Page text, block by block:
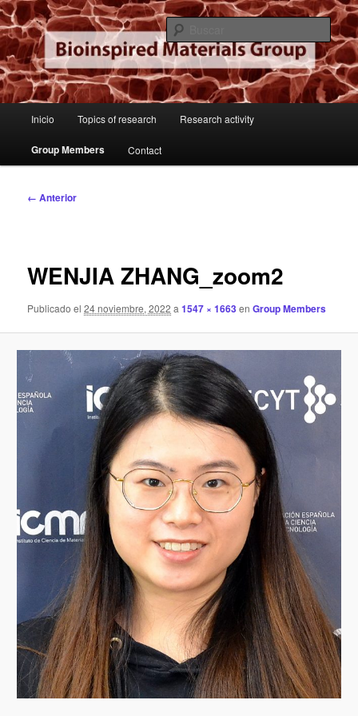
Ir
al
contenido
principalBioinspired Materials Group
Institute of Material Sciences of Madrid
principal
Inicio Topics of research Research activity
Group Members Contact
Navegador
← Anterior
WENJIA ZHANG_zoom2
Publicado el 24 noviembre, 2022 a1547 × 1663enGroup Members